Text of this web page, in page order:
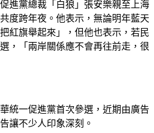
進黨總裁「白狼」張安樂親至上海
度跨年夜。他表示，無論明年藍天
紅旗舉起來」，但他也表示，若民
，「兩岸關係應不會再往前走，很
統一促進黨首次參選，近期由廣告
讓不少人印象深刻。